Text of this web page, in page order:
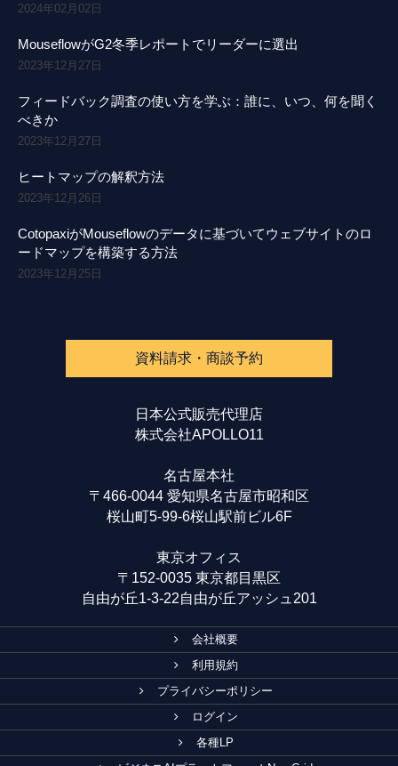
2024年02月02日
MouseflowがG2冬季レポートでリーダーに選出
2023年12月27日
フィードバック調査の使い方を学ぶ：誰に、いつ、何を聞く
べきか
2023年12月27日
ヒートマップの解釈方法
2023年12月26日
CotopaxiがMouseflowのデータに基づいてウェブサイトのロ
ードマップを構築する方法
2023年12月25日
資料請求・商談予約
日本公式販売代理店
株式会社APOLLO11
名古屋本社
〒466-0044 愛知県名古屋市昭和区
桜山町5-99-6桜山駅前ビル6F
東京オフィス
〒152-0035 東京都目黒区
自由が丘1-3-22自由が丘アッシュ201
会社概要
利用規約
プライバシーポリシー
ログイン
各種LP